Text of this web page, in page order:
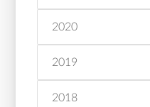
2020
2019
2018